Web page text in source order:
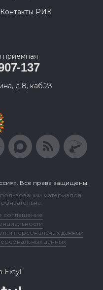
Контакты РИК
приемная
137
д.8, каб.23
Все права защищены.
материалов
соглашение
персональных данных
данных
Extyl